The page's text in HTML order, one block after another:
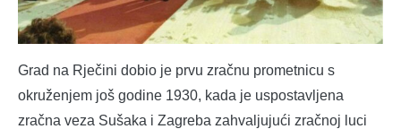
Grad na Rječini dobio je prvu zračnu prometnicu s
okruženjem još godine 1930, kada je uspostavljena
zračna veza Sušaka i Zagreba zahvaljujući zračnoj luci